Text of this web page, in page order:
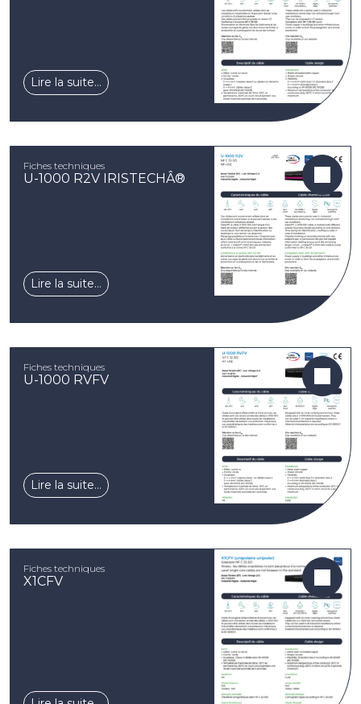
Lire la suite…
Fiches techniques
U-1000 R2V IRISTECHÂ®
Lire la suite…
Fiches techniques
U-1000 RVFV
Lire la suite…
Fiches techniques
X1CFV